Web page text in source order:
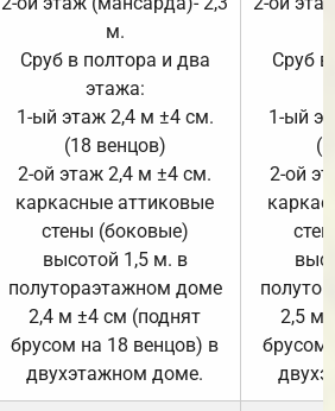
м.
Сруб в полтора и два
этажа:
1-ый этаж 2,4 м ±4 см.
(18 венцов)
2-ой этаж 2,4 м ±4 см.
каркасные аттиковые
стены (боковые)
высотой 1,5 м. в
полутораэтажном доме
2,4 м ±4 см (поднят
брусом на 18 венцов) в
двухэтажном доме.
Сруб
1-ый
2-ой
2,5 м
брусом